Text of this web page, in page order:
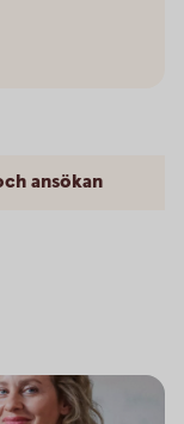
ansökan